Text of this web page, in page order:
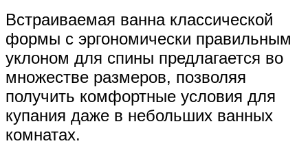
Встраиваемая ванна классической
формы с эргономически правильным
уклоном для спины предлагается во
множестве размеров, позволяя
получить комфортные условия для
купания даже в небольших ванных
комнатах.